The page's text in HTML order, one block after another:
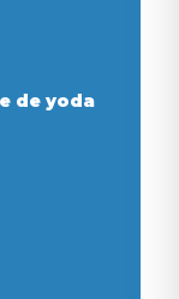
de yoda